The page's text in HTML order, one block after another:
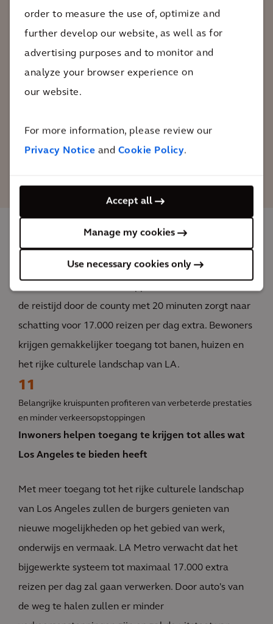
order to measure the use of, optimize and
further develop our website, as well as for
advertising purposes and to monitor and
analyze your browser experience on
our website.
For more information, please review our
Privacy Notice and Cookie Policy.
Accept all
Manage my cookies
Use necessary cookies only
sollicitatiegesprek te voeren, wat we ook
maar willen gaan doen. Openbaar
vervoer gaat niet alleen over vervoer…
we geloven in een goede levenskwaliteit.
Eric Garcetti
De impact
de reistijd door de county met 20 minuten zorgt naar
schatting voor 17.000 reizen per dag extra. Bewoners
krijgen gemakkelijker toegang tot banen, huizen en
het rijke culturele landschap van LA.
11
Belangrijke kruispunten profiteren van verbeterde prestaties
en minder verkeersopstoppingen
Inwoners helpen toegang te krijgen tot alles wat
Los Angeles te bieden heeft
Met meer toegang tot het rijke culturele landschap
van Los Angeles zullen de burgers genieten van
nieuwe mogelijkheden op het gebied van werk,
onderwijs en vermaak. LA Metro verwacht dat het
bijgewerkte systeem tot maximaal 17.000 extra
reizen per dag zal gaan verwerken. Door auto's van
de weg te halen zullen er minder